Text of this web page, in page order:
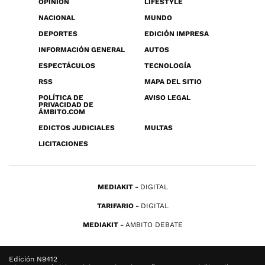
OPINIÓN
LIFESTYLE
NACIONAL
MUNDO
DEPORTES
EDICIÓN IMPRESA
INFORMACIÓN GENERAL
AUTOS
ESPECTÁCULOS
TECNOLOGÍA
RSS
MAPA DEL SITIO
POLÍTICA DE
PRIVACIDAD DE
ÁMBITO.COM
AVISO LEGAL
EDICTOS JUDICIALES
MULTAS
LICITACIONES
MEDIAKIT DIGITAL
TARIFARIO DIGITAL
MEDIAKIT AMBITO DEBATE
Edición N9412